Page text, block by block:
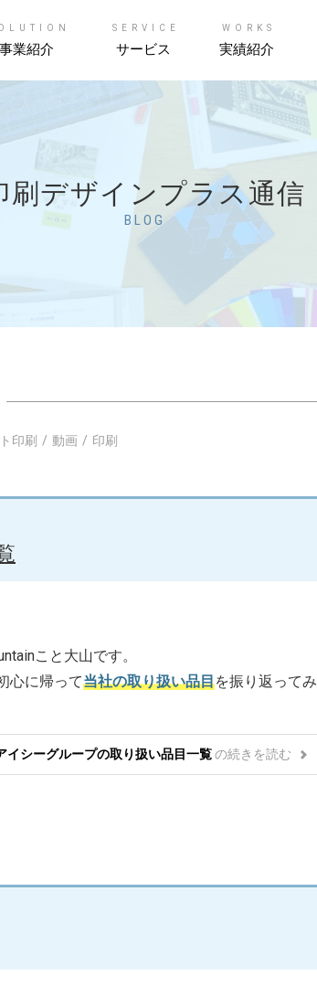
事業紹介
SERVICE
サービス
WORKS
実績紹介
刷デザインプラス通信
BLOG
印刷 動画 印刷
こと大山です。
心に帰って当社の取り扱い品目を振り返ってみ
イシーグループの取り扱い品目一覧の続きを読む